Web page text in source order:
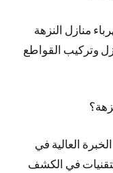
منازل النزهة
وتركيب القواطع
العالية في
في الكشف